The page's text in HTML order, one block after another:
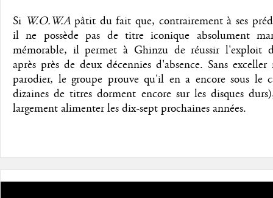
Si W.O.W.Apâtit du fait que, contrairement à ses
il ne possède pas de titre iconique absolument
mémorable, il permet à Ghinzu de réussir l'exploit
après près de deux décennies d'absence. Sans
parodier, le groupe prouve qu'il en a encore sous le
dizaines de titres dorment encore sur les disques
largement alimenter les dix-sept prochaines années.